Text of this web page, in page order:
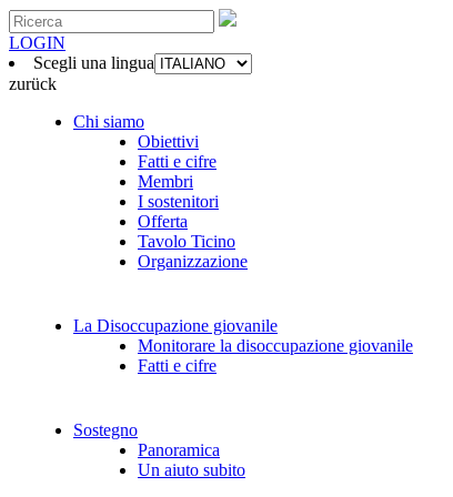
LOGIN
Scegli una lingua
zurück
Chi siamo
Obiettivi
Fatti e cifre
Membri
I sostenitori
Offerta
Tavolo Ticino
Organizzazione
La Disoccupazione giovanile
Monitorare la disoccupazione giovanile
Fatti e cifre
Sostegno
Panoramica
Un aiuto subito